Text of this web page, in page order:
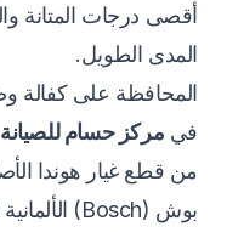
أقصى درجات المتانة
المدى الطويل.
المحافظة على كفالة
في مركز حسام
من قطع غيار هوندا
بوش (Bosch) الألمانية لتوفير العناية الفائقة لسيارتك.